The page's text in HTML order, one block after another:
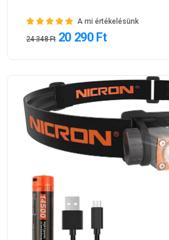
A mi értékelésünk
24 348 Ft 20 290 Ft